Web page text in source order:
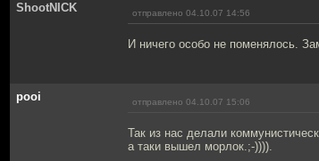
ShootNICK отправлено 04.10.07 14:56
И ничего особо не поменялось.
pooi отправлено 04.10.07 15:06
Так из нас делали
а таки вышел морлок.;-)))).